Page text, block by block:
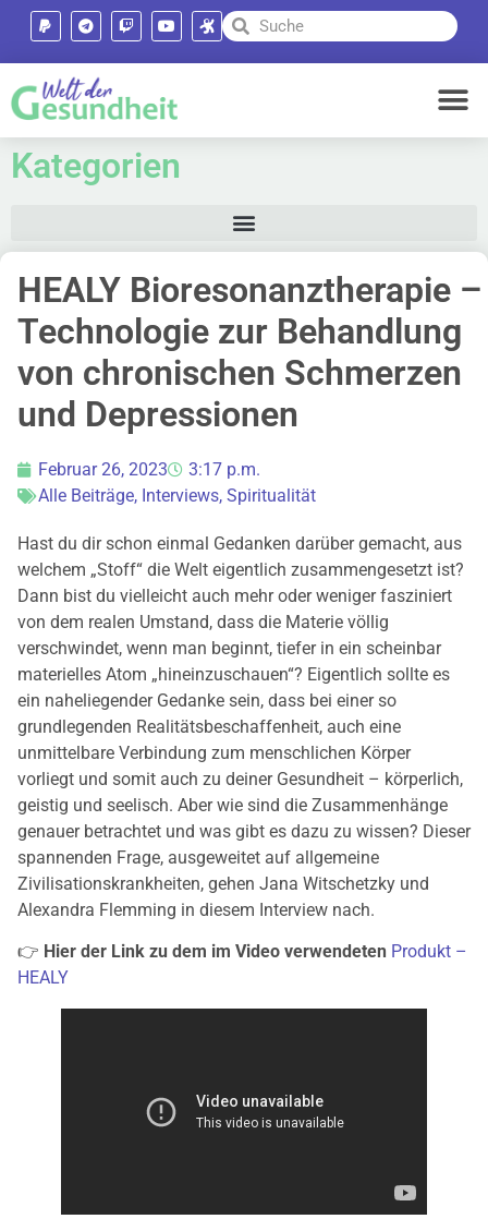
Kategorien
HEALY Bioresonanztherapie –
Technologie zur Behandlung
von chronischen Schmerzen
und Depressionen
Februar 26, 2023
3:17 p.m.
Alle Beiträge, Interviews, Spiritualität
Hast du dir schon einmal Gedanken darüber gemacht, aus
welchem „Stoff“ die Welt eigentlich zusammengesetzt ist?
Dann bist du vielleicht auch mehr oder weniger fasziniert
von dem realen Umstand, dass die Materie völlig
verschwindet, wenn man beginnt, tiefer in ein scheinbar
materielles Atom „hineinzuschauen“? Eigentlich sollte es
ein naheliegender Gedanke sein, dass bei einer so
grundlegenden Realitätsbeschaffenheit, auch eine
unmittelbare Verbindung zum menschlichen Körper
vorliegt und somit auch zu deiner Gesundheit – körperlich,
geistig und seelisch. Aber wie sind die Zusammenhänge
genauer betrachtet und was gibt es dazu zu wissen? Dieser
spannenden Frage, ausgeweitet auf allgemeine
Zivilisationskrankheiten, gehen Jana Witschetzky und
Alexandra Flemming in diesem Interview nach.
👉 Hier der Link zu dem im Video verwendeten Produkt –
HEALY